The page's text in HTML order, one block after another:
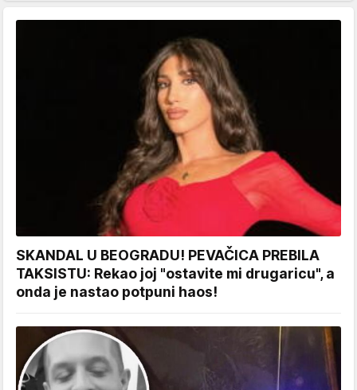
SKANDAL U BEOGRADU! PEVAČICA PREBILA
TAKSISTU: Rekao joj "ostavite mi drugaricu", a
onda je nastao potpuni haos!